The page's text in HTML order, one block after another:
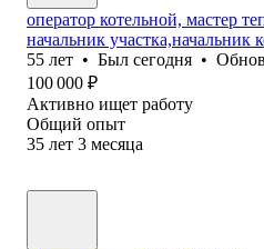
оператор котельной, мастер
начальник участка,начальник
55 лет • Был сегодня •
100 000 ₽
Активно ищет работу
Общий опыт
35 лет 3 месяца